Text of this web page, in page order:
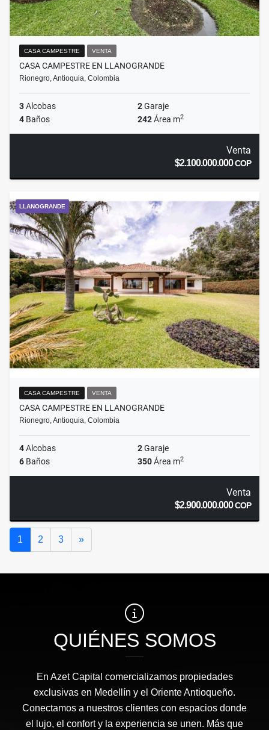
CASA CAMPESTRE VENTA
CASA CAMPESTRE EN LLANOGRANDE
Rionegro, Antioquia, Colombia
3Alcobas 2Garaje
4 Baños 242Área m2
Venta
$2.100.000.000COP
LLANOGRANDE
CASA CAMPESTRE VENTA
CASA CAMPESTRE EN LLANOGRANDE
Rionegro, Antioquia, Colombia
4Alcobas 2Garaje
6 Baños 350Área m2
Venta
$2.900.000.000COP
1 2 3 »Siguiente
QUIÉNES SOMOS
En Azet Capital comercializamos propiedades
exclusivas en Medellín y el Oriente Antioqueño.
Conectamos a nuestros clientes con espacios donde
el lujo, el confort y la experiencia se unen. Más que